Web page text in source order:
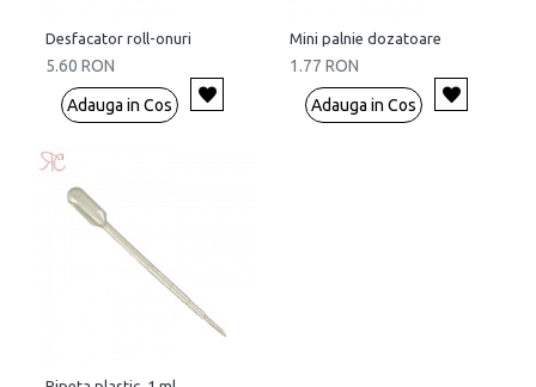
Desfacator roll-onuri
5.60 RON
Adauga in Cos
Mini palnie dozatoare
1.77 RON
Adauga in Cos